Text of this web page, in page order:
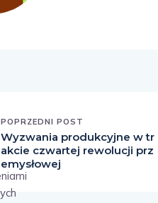
POPRZEDNI POST
Wyzwania produkcyjne w tr
akcie czwartej rewolucji prz
emysłowej